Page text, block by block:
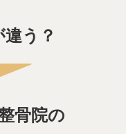
う？
骨院の